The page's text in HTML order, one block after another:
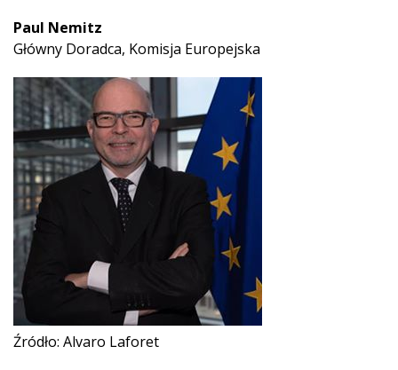
Paul Nemitz
Główny Doradca, Komisja Europejska
Źródło: Alvaro Laforet